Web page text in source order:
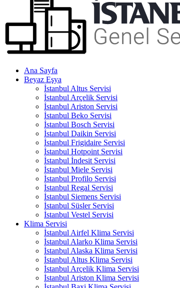
Ana Sayfa
Beyaz Eşya
İstanbul Altus Servisi
İstanbul Arçelik Servisi
İstanbul Ariston Servisi
İstanbul Beko Servisi
İstanbul Bosch Servisi
İstanbul Daikin Servisi
İstanbul Frigidaire Servisi
İstanbul Hotpoint Servisi
İstanbul İndesit Servisi
İstanbul Miele Servisi
İstanbul Profilo Servisi
İstanbul Regal Servisi
İstanbul Siemens Servisi
İstanbul Süsler Servisi
İstanbul Vestel Servisi
Klima Servisi
İstanbul Airfel Klima Servisi
İstanbul Alarko Klima Servisi
İstanbul Alaska Klima Servisi
İstanbul Altus Klima Servisi
İstanbul Arçelik Klima Servisi
İstanbul Ariston Klima Servisi